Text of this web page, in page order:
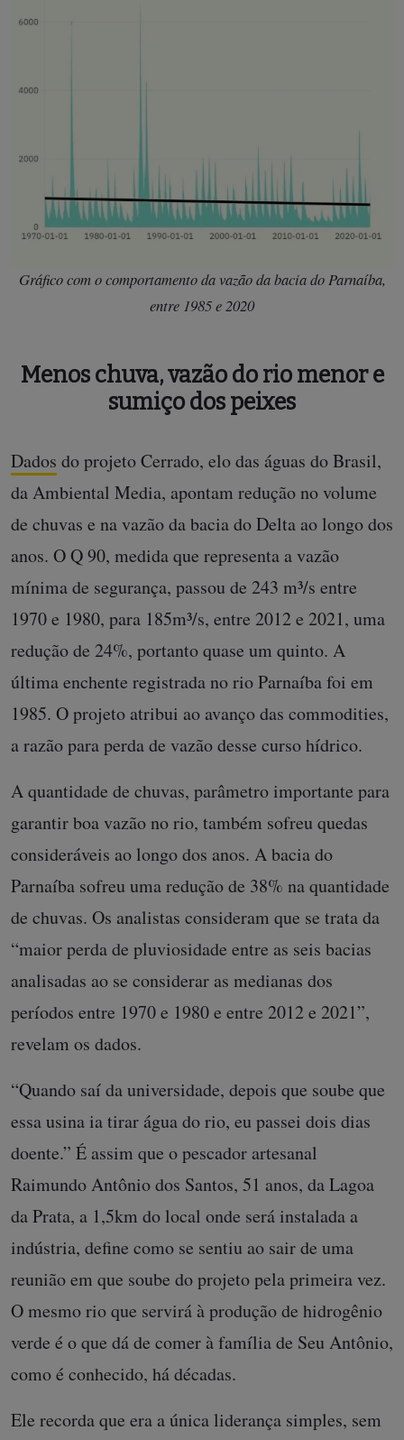
Gráfico com o comportamento da vazão da bacia do Parnaíba,
entre 1985 e 2020
Menos chuva, vazão do rio menor e
sumiço dos peixes
Dados do projeto Cerrado, elo das águas do Brasil,
da Ambiental Media, apontam redução no volume
de chuvas e na vazão da bacia do Delta ao longo dos
anos. O Q 90, medida que representa a vazão
mínima de segurança, passou de 243 m³/s entre
1970 e 1980, para 185m³/s, entre 2012 e 2021, uma
redução de 24%, portanto quase um quinto. A
última enchente registrada no rio Parnaíba foi em
1985. O projeto atribui ao avanço das commodities,
a razão para perda de vazão desse curso hídrico.
A quantidade de chuvas, parâmetro importante para
garantir boa vazão no rio, também sofreu quedas
consideráveis ao longo dos anos. A bacia do
Parnaíba sofreu uma redução de 38% na quantidade
de chuvas. Os analistas consideram que se trata da
“maior perda de pluviosidade entre as seis bacias
analisadas ao se considerar as medianas dos
períodos entre 1970 e 1980 e entre 2012 e 2021”,
revelam os dados.
“Quando saí da universidade, depois que soube que
essa usina ia tirar água do rio, eu passei dois dias
doente.” É assim que o pescador artesanal
Raimundo Antônio dos Santos, 51 anos, da Lagoa
da Prata, a 1,5km do local onde será instalada a
indústria, define como se sentiu ao sair de uma
reunião em que soube do projeto pela primeira vez.
O mesmo rio que servirá à produção de hidrogênio
verde é o que dá de comer à família de Seu Antônio,
como é conhecido, há décadas.
Ele recorda que era a única liderança simples, sem